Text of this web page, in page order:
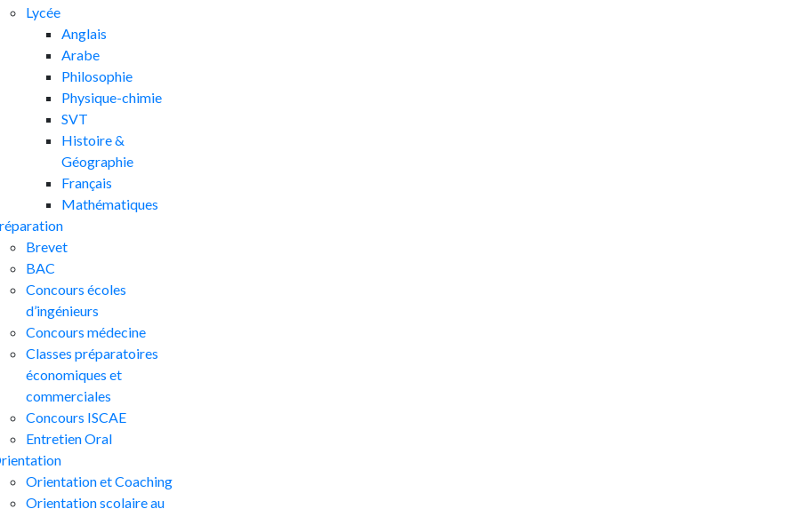
Lycée
Anglais
Arabe
Philosophie
Physique-chimie
SVT
Histoire &
Géographie
Français
Mathématiques
Brevet
BAC
Concours écoles
d’ingénieurs
Concours médecine
Classes préparatoires
économiques et
commerciales
Concours ISCAE
Entretien Oral
Orientation et Coaching
Orientation scolaire au